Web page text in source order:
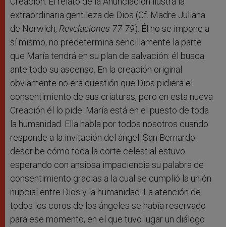
extraordinaria gentileza de Dios (Cf. Madre Juliana
de Norwich, Revelaciones 77-79). Él no se impone a
sí mismo, no predetermina sencillamente la parte
que María tendrá en su plan de salvación: él busca
ante todo su ascenso. En la creación original
obviamente no era cuestión que Dios pidiera el
consentimiento de sus criaturas, pero en esta nueva
Creación él lo pide. María está en el puesto de toda
la humanidad. Ella habla por todos nosotros cuando
responde a la invitación del ángel. San Bernardo
describe cómo toda la corte celestial estuvo
esperando con ansiosa impaciencia su palabra de
consentimiento gracias a la cual se cumplió la unión
nupcial entre Dios y la humanidad. La atención de
todos los coros de los ángeles se había reservado
para ese momento, en el que tuvo lugar un diálogo